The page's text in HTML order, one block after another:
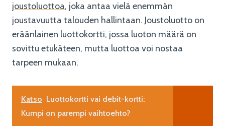
joustoluottoa, joka antaa vielä enemmän
joustavuutta talouden hallintaan. Joustoluotto on
eräänlainen luottokortti, jossa luoton määrä on
sovittu etukäteen, mutta luottoa voi nostaa
tarpeen mukaan.
Katso Luottokortti vai debit-kortti:
Kumpi on parempi vaihtoehto?